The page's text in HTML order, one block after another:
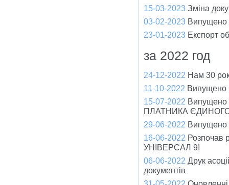
15-03-2023 Зміна
03-02-2023 Випущено
23-01-2023 Експорт
за 2022 год
24-12-2022 Нам 30
11-10-2022 Випущено
15-07-2022
ПЛАТНИКА
29-06-2022 Випущено
16-06-2022 Розпочав
УНІВЕРСАЛ 9!
06-06-2022 Друк
документів